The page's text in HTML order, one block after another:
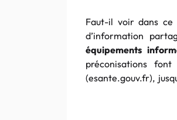
Faut-il voir dans ce
d’information
équipements
préconisations
(esante.gouv.fr),